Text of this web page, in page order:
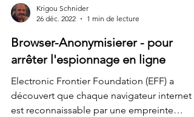
Krigou Schnider
26 déc. 2022
1 min de lecture
Browser-Anonymisierer - pour
arrêter l'espionnage en ligne